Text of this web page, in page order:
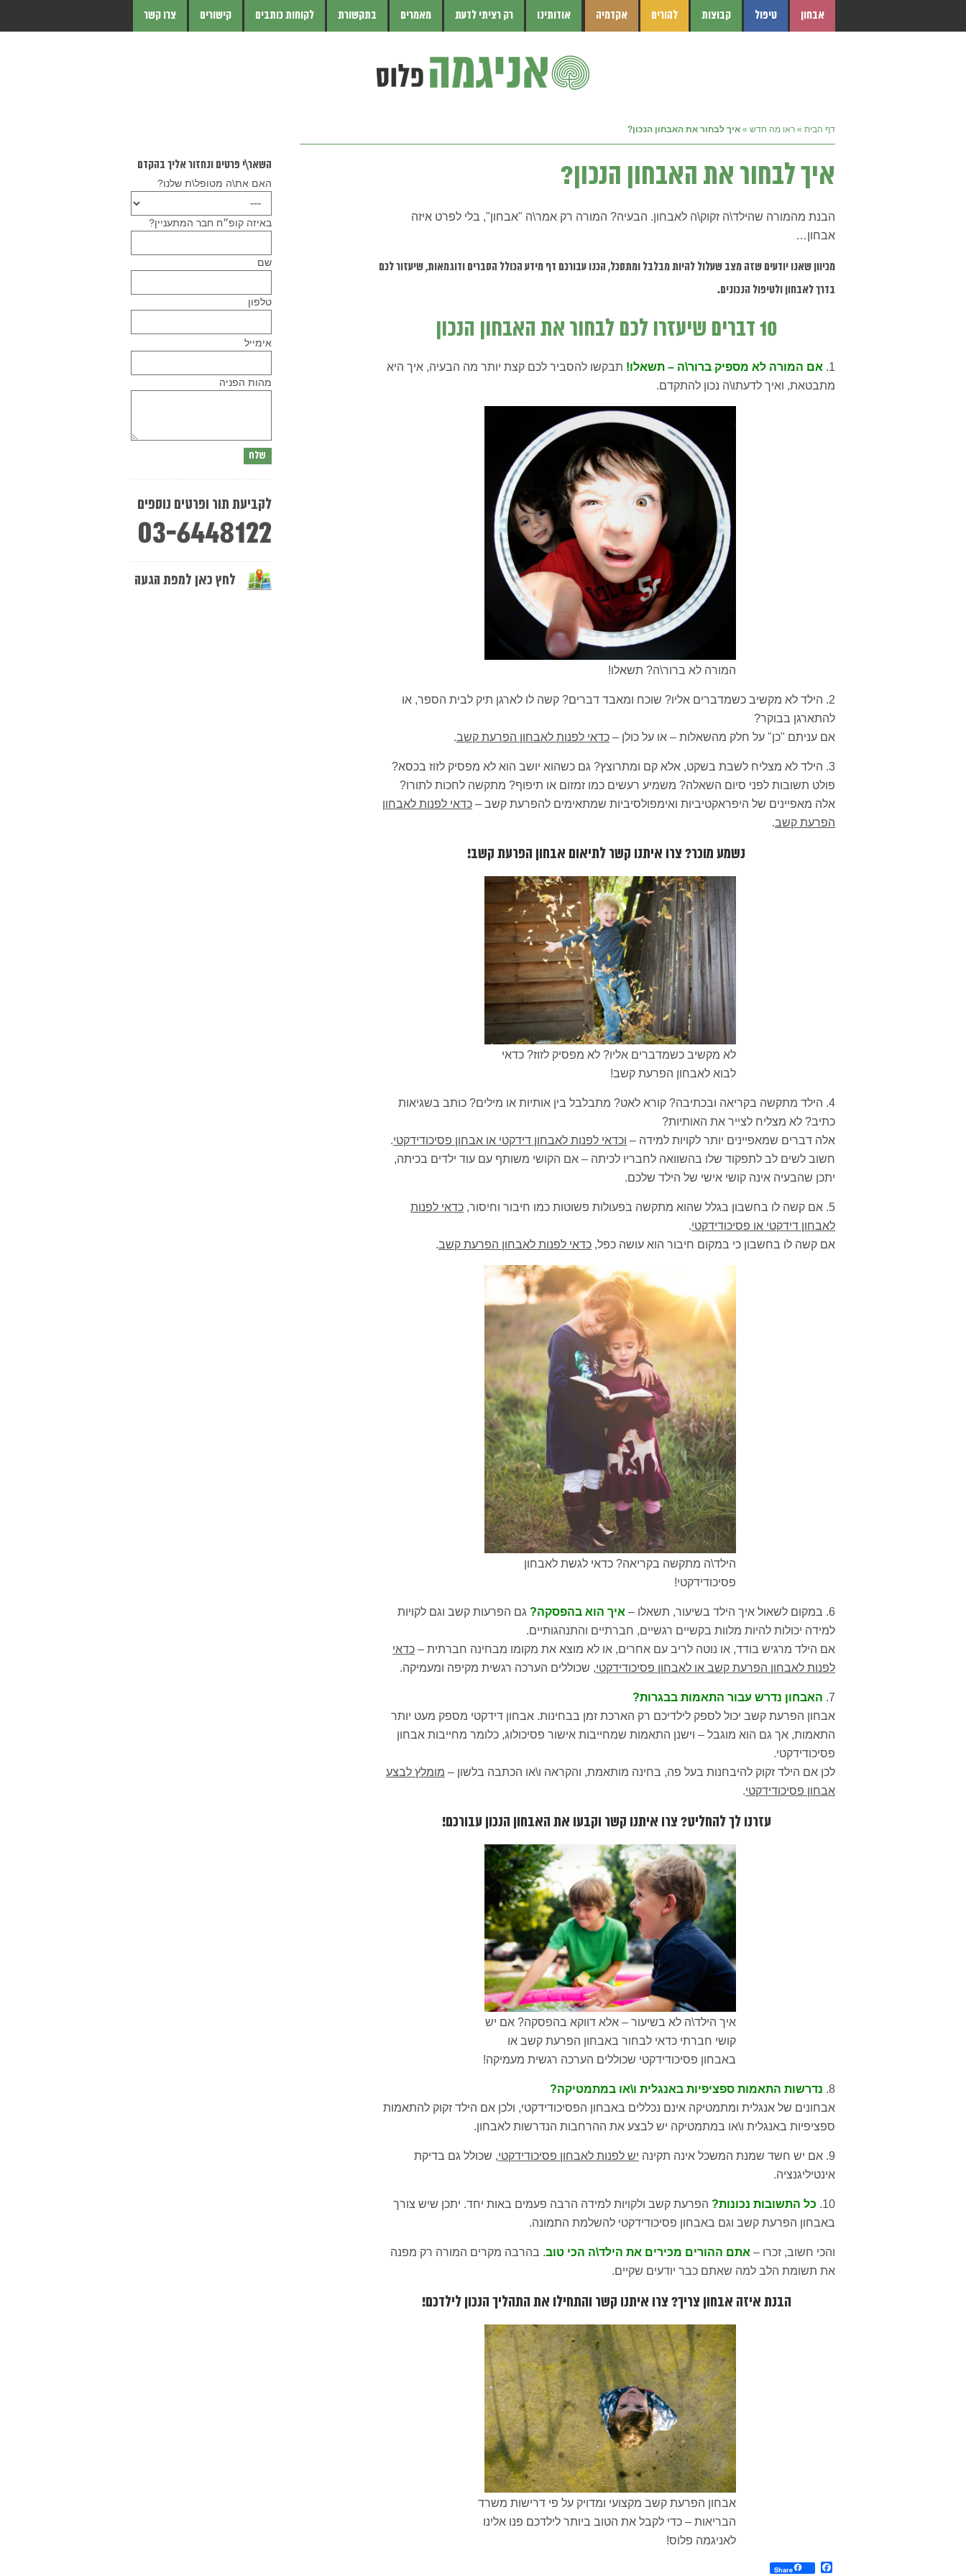
אבחון טיפול קבוצות להורים אקדמיה אודותינו רק רציתי לדעת מאמרים בתקשורת לקוחות כותבים קישורים צרו קשר
דף הבית » ראו מה חדש » איך לבחור את האבחון הנכון?
איך לבחור את האבחון הנכון?
הבנת מהמורה שהילד\ה זקוק\ה לאבחון. הבעיה? המורה רק אמר\ה "אבחון", בלי לפרט איזה
אבחון…
מכיוון שאנו יודעים שזה מצב שעלול להיות מבלבל ומתסכל, הכנו עבורכם דף מידע הכולל הסברים ודוגמאות, שיעזור לכם
בדרך לאבחון ולטיפול הנכונים.
10 דברים שיעזרו לכם לבחור את האבחון הנכון
1. אם המורה לא מספיק ברור\ה – תשאלו! תבקשו להסביר לכם קצת יותר מה הבעיה, איך היא
מתבטאת, ואיך לדעתו\ה נכון להתקדם.
המורה לא ברור\ה? תשאלו!
2. הילד לא מקשיב כשמדברים אליו? שוכח ומאבד דברים? קשה לו לארגן תיק לבית הספר, או
להתארגן בבוקר?
אם עניתם "כן" על חלק מהשאלות – או על כולן – כדאי לפנות לאבחון הפרעת קשב.
3. הילד לא מצליח לשבת בשקט, אלא קם ומתרוצץ? גם כשהוא יושב הוא לא מפסיק לזוז בכסא?
פולט תשובות לפני סיום השאלה? משמיע רעשים כמו זמזום או תיפוף? מתקשה לחכות לתורו?
אלה מאפיינים של היפראקטיביות ואימפולסיביות שמתאימים להפרעת קשב – כדאי לפנות לאבחון
הפרעת קשב.
נשמע מוכר? צרו איתנו קשר לתיאום אבחון הפרעת קשב!
לא מקשיב כשמדברים אליו? לא מפסיק לזוז? כדאי
לבוא לאבחון הפרעת קשב!
4. הילד מתקשה בקריאה ובכתיבה? קורא לאט? מתבלבל בין אותיות או מילים? כותב בשגיאות
כתיב? לא מצליח לצייר את האותיות?
אלה דברים שמאפיינים יותר לקויות למידה – וכדאי לפנות לאבחון דידקטי או אבחון פסיכודידקטי.
חשוב לשים לב לתפקוד שלו בהשוואה לחבריו לכיתה – אם הקושי משותף עם עוד ילדים בכיתה,
יתכן שהבעיה אינה קושי אישי של הילד שלכם.
5. אם קשה לו בחשבון בגלל שהוא מתקשה בפעולות פשוטות כמו חיבור וחיסור,
כדאי לפנות
לאבחון דידקטי או פסיכודידקטי.
אם קשה לו בחשבון כי במקום חיבור הוא עושה כפל, כדאי לפנות לאבחון הפרעת קשב.
הילד\ה מתקשה בקריאה? כדאי לגשת לאבחון
פסיכודידקטי!
6. במקום לשאול איך הילד בשיעור, תשאלו – איך הוא בהפסקה? גם הפרעות קשב וגם לקויות
למידה יכולות להיות מלוות בקשיים רגשיים, חברתיים והתנהגותיים.
אם הילד מרגיש בודד, או נוטה לריב עם אחרים, או לא מוצא את מקומו מבחינה חברתית – כדאי
לפנות לאבחון הפרעת קשב או לאבחון פסיכודידקטי, שכוללים הערכה רגשית מקיפה ומעמיקה.
7. האבחון נדרש עבור התאמות בבגרות?
אבחון הפרעת קשב יכול לספק לילדיכם רק הארכת זמן בבחינות. אבחון דידקטי מספק מעט יותר
התאמות, אך גם הוא מוגבל – וישנן התאמות שמחייבות אישור פסיכולוג, כלומר מחייבות אבחון
פסיכודידקטי.
לכן אם הילד זקוק להיבחנות בעל פה, בחינה מותאמת, והקראה ו\או הכתבה בלשון – מומלץ לבצע
אבחון פסיכודידקטי.
עזרנו לך להחליט? צרו איתנו קשר וקבעו את האבחון הנכון עבורכם!
איך הילד\ה לא בשיעור – אלא דווקא בהפסקה? אם יש
קושי חברתי כדאי לבחור באבחון הפרעת קשב או
באבחון פסיכודידקטי שכוללים הערכה רגשית מעמיקה!
8. נדרשות התאמות ספציפיות באנגלית ו\או במתמטיקה?
אבחונים של אנגלית ומתמטיקה אינם נכללים באבחון הפסיכודידקטי, ולכן אם הילד זקוק להתאמות
ספציפיות באנגלית ו\או במתמטיקה יש לבצע את ההרחבות הנדרשות לאבחון.
9. אם יש חשד שמנת המשכל אינה תקינה יש לפנות לאבחון פסיכודידקטי, שכולל גם בדיקת
אינטיליגנציה.
10. כל התשובות נכונות? הפרעת קשב ולקויות למידה הרבה פעמים באות יחד. יתכן שיש צורך
באבחון הפרעת קשב וגם באבחון פסיכודידקטי להשלמת התמונה.
והכי חשוב, זכרו – אתם ההורים מכירים את הילד\ה הכי טוב. בהרבה מקרים המורה רק מפנה
את תשומת הלב למה שאתם כבר יודעים שקיים.
הבנת איזה אבחון צריך? צרו איתנו קשר והתחילו את התהליך הנכון לילדכם!
אבחון הפרעת קשב מקצועי ומדויק על פי דרישות משרד
הבריאות – כדי לקבל את הטוב ביותר לילדכם פנו אלינו
לאניגמה פלוס!
Facebook
Share
השאר\י פרטים ונחזור אליך בהקדם
האם את\ה מטופל\ת שלנו?
באיזה קופ״ח חבר המתעניין?
שם
טלפון
leave
אימייל
מהות הפניה
לקביעת תור ופרטים נוספים
03-6448122
לחץ כאן למפת הגעה